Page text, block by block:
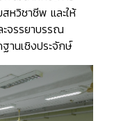
หวิชาชีพ และให้
จรรยาบรรณ
านเชิงประจักษ์